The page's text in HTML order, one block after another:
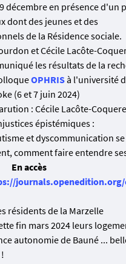
décembre en présence d'un
dont des jeunes et des
de la Résidence sociale.
et Cécile Lacôte-
les résultats de la
OPHRISà l'université
(6 et 7 juin 2024)
: Cécile Lacôte-
épistémiques :
et dyscommunication se
comment faire entendre
En accès
journals.openedition.org/
résidents de la Marzelle
fin mars 2024 leurs
autonomie de Bauné ...